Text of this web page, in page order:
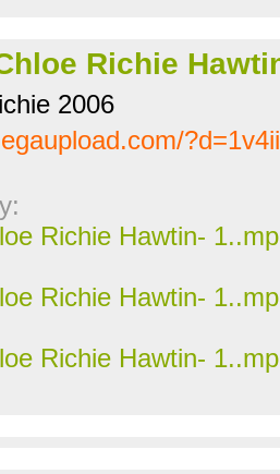
Richie
2006
Richie Hawtin-
Richie Hawtin-
Richie Hawtin-